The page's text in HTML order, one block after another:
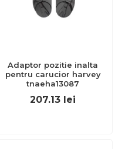
Adaptor pozitie inalta
pentru carucior harvey
tnaeha13087
207.13 lei